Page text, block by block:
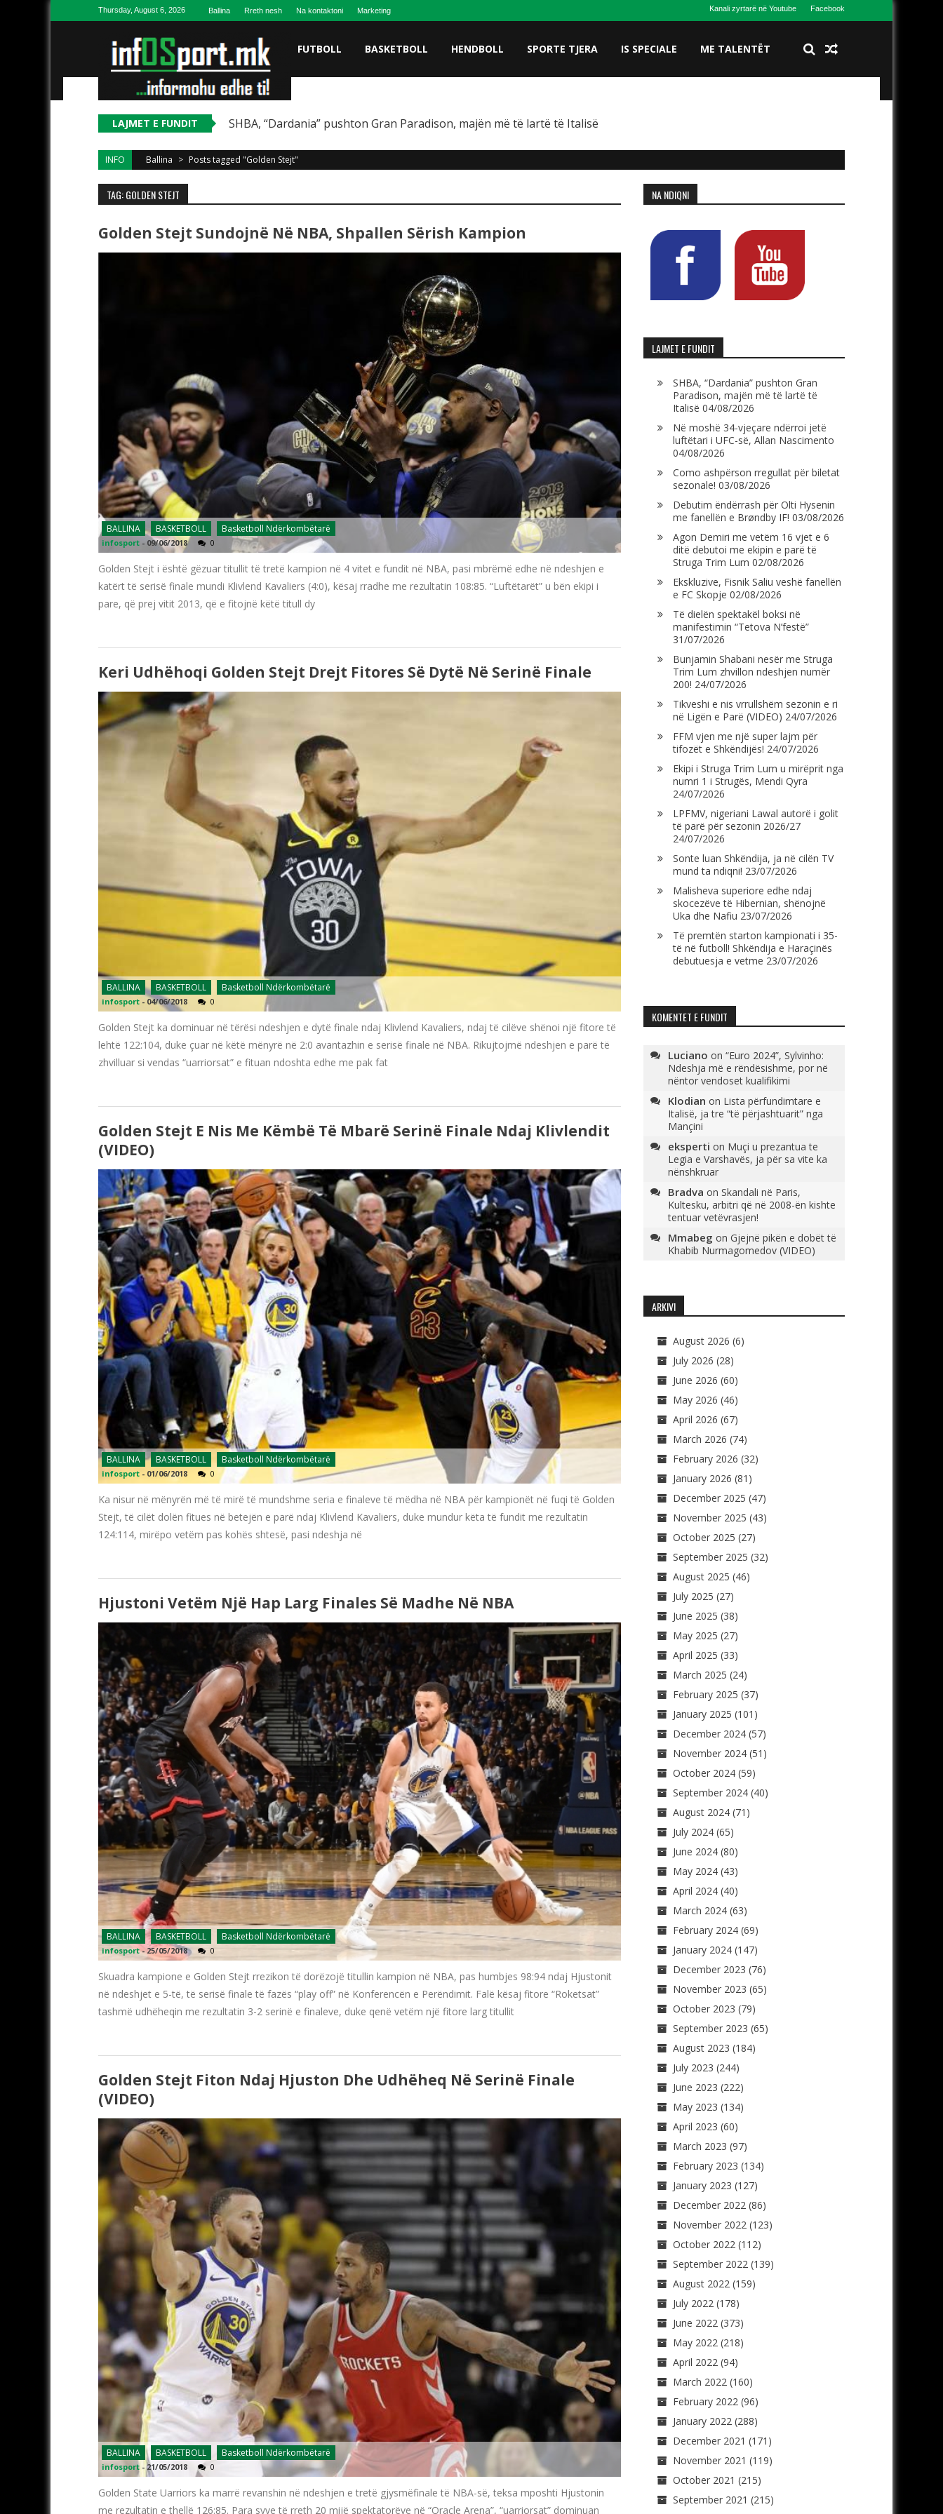
Skip to contentThursday, August 6, 2026 Ballina Rreth nesh Na kontaktoni Marketing Kanali zyrtarë në Youtube Facebook
FUTBOLL BASKETBOLL HENDBOLL SPORTE TJERA IS SPECIALE ME TALENTËT
LAJMET E FUNDIT SHBA, “Dardania” pushton Gran Paradison, majën më të lartë të Italisë
INFO Ballina > Posts tagged "Golden Stejt"
TAG: GOLDEN STEJT
Golden Stejt Sundojnë Në NBA, Shpallen Sërish Kampion
BALLINA BASKETBOLL Basketboll Ndërkombëtarë
infosport - 09/06/2018 0
Golden Stejt i është gëzuar titullit të tretë kampion në 4 vitet e fundit në NBA, pasi mbrëmë edhe në ndeshjen e
katërt të serisë finale mundi Klivlend Kavaliers (4:0), kësaj rradhe me rezultatin 108:85. “Luftëtarët” u bën ekipi i
pare, që prej vitit 2013, që e fitojnë këtë titull dy
Keri Udhëhoqi Golden Stejt Drejt Fitores Së Dytë Në Serinë Finale
BALLINA BASKETBOLL Basketboll Ndërkombëtarë
infosport - 04/06/2018 0
Golden Stejt ka dominuar në tërësi ndeshjen e dytë finale ndaj Klivlend Kavaliers, ndaj të cilëve shënoi një fitore të
lehtë 122:104, duke çuar në këtë mënyrë në 2:0 avantazhin e serisë finale në NBA. Rikujtojmë ndeshjen e parë të
zhvilluar si vendas “uarriorsat” e fituan ndoshta edhe me pak fat
Golden Stejt E Nis Me Këmbë Të Mbarë Serinë Finale Ndaj Klivlendit
(VIDEO)
BALLINA BASKETBOLL Basketboll Ndërkombëtarë
infosport - 01/06/2018 0
Ka nisur në mënyrën më të mirë të mundshme seria e finaleve të mëdha në NBA për kampionët në fuqi të Golden
Stejt, të cilët dolën fitues në betejën e parë ndaj Klivlend Kavaliers, duke mundur këta të fundit me rezultatin
124:114, mirëpo vetëm pas kohës shtesë, pasi ndeshja në
Hjustoni Vetëm Një Hap Larg Finales Së Madhe Në NBA
BALLINA BASKETBOLL Basketboll Ndërkombëtarë
infosport -25/05/2018 0
Skuadra kampione e Golden Stejt rrezikon të dorëzojë titullin kampion në NBA, pas humbjes 98:94 ndaj Hjustonit
në ndeshjet e 5-të, të serisë finale të fazës “play off” në Konferencën e Perëndimit. Falë kësaj fitore “Roketsat”
tashmë udhëheqin me rezultatin 3-2 serinë e finaleve, duke qenë vetëm një fitore larg titullit
Golden Stejt Fiton Ndaj Hjuston Dhe Udhëheq Në Serinë Finale
(VIDEO)
BALLINA BASKETBOLL Basketboll Ndërkombëtarë
infosport - 21/05/2018 0
Golden State Uarriors ka marrë revanshin në ndeshjen e tretë gjysmëfinale të NBA-së, teksa mposhti Hjustonin
me rezultatin e thellë 126:85. Para syve të rreth 20 mijë spektatorëve në “Oracle Arena”, “uarriorsat” dominuan
NA NDIQNI
LAJMET E FUNDIT
SHBA, “Dardania” pushton Gran
Paradison, majën më të lartë të
Italisë 04/08/2026
Në moshë 34-vjeçare ndërroi jetë
luftëtari i UFC-së, Allan Nascimento
04/08/2026
Como ashpërson rregullat për biletat
sezonale! 03/08/2026
Debutim ëndërrash për Olti Hysenin
me fanellën e Brøndby IF! 03/08/2026
Agon Demiri me vetëm 16 vjet e 6
ditë debutoi me ekipin e parë të
Struga Trim Lum 02/08/2026
Ekskluzive, Fisnik Saliu veshë fanellën
e FC Skopje 02/08/2026
Të dielën spektakël boksi në
manifestimin “Tetova N’festë”
31/07/2026
Bunjamin Shabani nesër me Struga
Trim Lum zhvillon ndeshjen numër
200! 24/07/2026
Tikveshi e nis vrrullshëm sezonin e ri
në Ligën e Parë (VIDEO) 24/07/2026
FFM vjen me një super lajm për
tifozët e Shkëndijës! 24/07/2026
Ekipi i Struga Trim Lum u mirëprit nga
numri 1 i Strugës, Mendi Qyra
24/07/2026
LPFMV, nigeriani Lawal autorë i golit
të parë për sezonin 2026/27
24/07/2026
Sonte luan Shkëndija, ja në cilën TV
mund ta ndiqni! 23/07/2026
Malisheva superiore edhe ndaj
skocezëve të Hibernian, shënojnë
Uka dhe Nafiu 23/07/2026
Të premtën starton kampionati i 35-
të në futboll! Shkëndija e Haraçinës
debutuesja e vetme 23/07/2026
KOMENTET E FUNDIT
Luciano on “Euro 2024”, Sylvinho:
Ndeshja më e rëndësishme, por në
nëntor vendoset kualifikimi
Klodian on Lista përfundimtare e
Italisë, ja tre “të përjashtuarit” nga
Mançini
eksperti on Muçi u prezantua te
Legia e Varshavës, ja për sa vite ka
nënshkruar
Bradva on Skandali në Paris,
Kultesku, arbitri që në 2008-ën kishte
tentuar vetëvrasjen!
Mmabeg on Gjejnë pikën e dobët të
Khabib Nurmagomedov (VIDEO)
ARKIVI
August 2026 (6)
July 2026 (28)
June 2026 (60)
May 2026 (46)
April 2026 (67)
March 2026 (74)
February 2026 (32)
January 2026 (81)
December 2025 (47)
November 2025 (43)
October 2025 (27)
September 2025 (32)
August 2025 (46)
July 2025 (27)
June 2025 (38)
May 2025 (27)
April 2025 (33)
March 2025 (24)
February 2025 (37)
January 2025 (101)
December 2024(57)
November 2024(51)
October 2024(59)
September 2024(40)
August 2024(71)
July 2024(65)
June 2024(80)
May 2024(43)
April 2024(40)
March 2024(63)
February 2024(69)
January 2024(147)
December 2023 (76)
November 2023 (65)
October 2023 (79)
September 2023 (65)
August 2023 (184)
July 2023 (244)
June 2023 (222)
May 2023 (134)
April 2023 (60)
March 2023 (97)
February 2023 (134)
January 2023 (127)
December 2022(86)
November 2022(123)
October 2022(112)
September 2022(139)
August 2022(159)
July 2022(178)
June 2022(373)
May 2022(218)
April 2022(94)
March 2022(160)
February 2022(96)
January 2022(288)
December 2021 (171)
November 2021 (119)
October 2021 (215)
September 2021 (215)